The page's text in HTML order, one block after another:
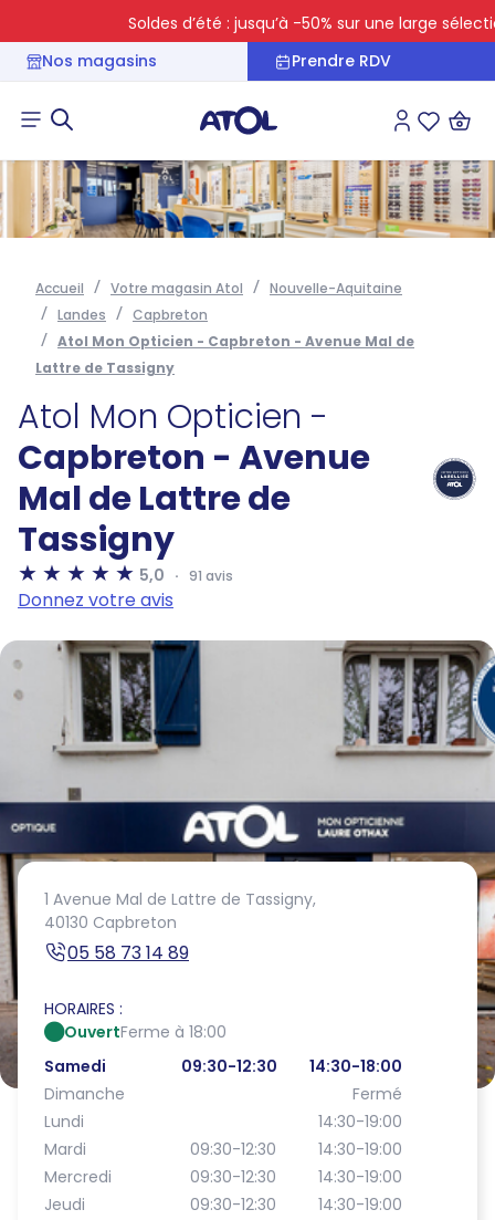
Soldes d’été : jusqu’à -50% sur une large sélection
Nos magasins
Prendre RDV
Connexion
Accueil Votre magasin Atol
Nouvelle-Aquitaine
Landes
Capbreton
Atol Mon Opticien - Capbreton - Avenue Mal de
Lattre de Tassigny
Atol Mon Opticien -
Capbreton - Avenue
Mal de Lattre de
Tassigny
5,0 91 avis
Donnez votre avis
1 Avenue Mal de Lattre de Tassigny,
40130 Capbreton
05 58 73 14 89
HORAIRES :
OuvertFerme à 18:00
Samedi
09:30-12:30
14:30-18:00
Dimanche
Fermé
Lundi
14:30-19:00
Mardi
09:30-12:30
14:30-19:00
Mercredi
09:30-12:30
14:30-19:00
Jeudi
09:30-12:30
14:30-19:00